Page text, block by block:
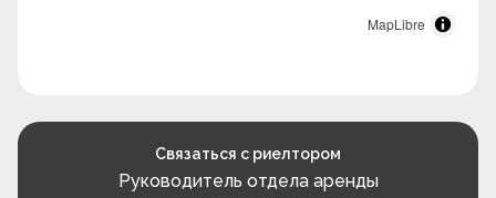
MapLibre
Связаться с риелтором
Руководитель отдела аренды